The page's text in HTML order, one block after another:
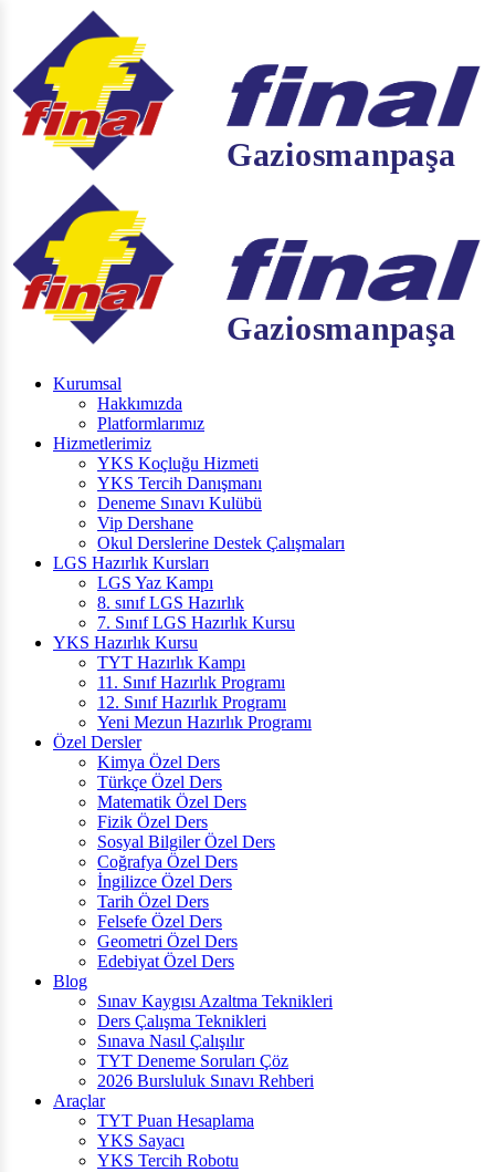
Kurumsal
Hakkımızda
Platformlarımız
Hizmetlerimiz
YKS Koçluğu Hizmeti
YKS Tercih Danışmanı
Deneme Sınavı Kulübü
Vip Dershane
Okul Derslerine Destek Çalışmaları
LGS Hazırlık Kursları
LGS Yaz Kampı
8. sınıf LGS Hazırlık
7. Sınıf LGS Hazırlık Kursu
YKS Hazırlık Kursu
TYT Hazırlık Kampı
11. Sınıf Hazırlık Programı
12. Sınıf Hazırlık Programı
Yeni Mezun Hazırlık Programı
Özel Dersler
Kimya Özel Ders
Türkçe Özel Ders
Matematik Özel Ders
Fizik Özel Ders
Sosyal Bilgiler Özel Ders
Coğrafya Özel Ders
İngilizce Özel Ders
Tarih Özel Ders
Felsefe Özel Ders
Geometri Özel Ders
Edebiyat Özel Ders
Blog
Sınav Kaygısı Azaltma Teknikleri
Ders Çalışma Teknikleri
Sınava Nasıl Çalışılır
TYT Deneme Soruları Çöz
2026 Bursluluk Sınavı Rehberi
Araçlar
TYT Puan Hesaplama
YKS Sayacı
YKS Tercih Robotu